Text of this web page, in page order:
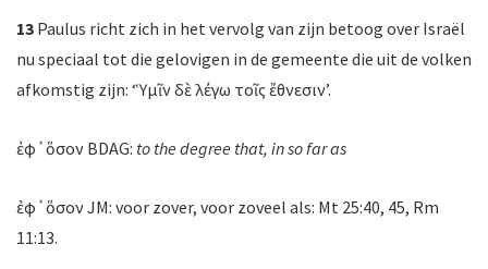
13 Paulus richt zich in het vervolg van zijn betoog over Israël
nu speciaal tot die gelovigen in de gemeente die uit de volken
afkomstig zijn: ‘Ὑμῖν δὲ λέγω τοῖς ἔθνεσιν’.
ἐφ᾽ὅσον BDAG: to the degree that, in so far as
ἐφ᾽ὅσον JM: voor zover, voor zoveel als: Mt 25:40, 45, Rm
11:13.